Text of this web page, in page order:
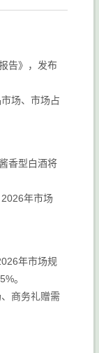
告》，发布
场、市场占
香型白酒将
年市场
年市场规
。
商务礼赠需